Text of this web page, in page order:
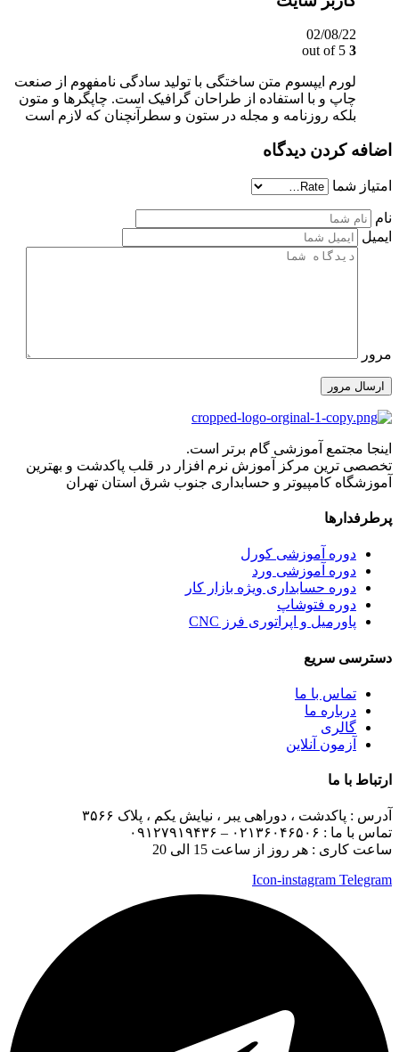
02/08/22
3
لورم ایپسوم متن ساختگی با تولید سادگی نامفهوم از صنعت
چاپ و با استفاده از طراحان گرافیک است. چاپگرها و متون
بلکه روزنامه و مجله در ستون و سطرآنچنان که لازم است
اضافه کردن دیدگاه
امتیاز شما
نام
ایمیل
مرور
ارسال مرور
اینجا مجتمع آموزشی گام برتر است.
تخصصی ترین مرکز آموزش نرم افزار در قلب پاکدشت و بهترین
آموزشگاه کامپیوتر و حسابداری جنوب شرق استان تهران
پرطرفدارها
دوره آموزشی کورل
دوره آموزشی ورد
دوره حسابداری ویژه بازار کار
دوره فتوشاپ
پاورمیل و اپراتوری فرز CNC
دسترسی سریع
تماس با ما
درباره ما
گالری
آزمون آنلاین
ارتباط با ما
آدرس : پاکدشت ، دوراهی یبر ، نیایش یکم ، پلاک ۳۵۶۶
تماس با ما :
ساعت کاری : هر روز از ساعت 15 الی 20
Icon-instagram Telegram